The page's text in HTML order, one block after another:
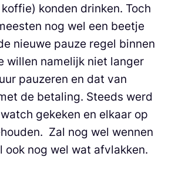
konden drinken. Toch
nog wel een beetje
nieuwe pauze regel binnen
willen namelijk niet langer
pauzeren en dat van
de betaling. Steeds werd
gekeken en elkaar op
Zal nog wel wennen
ook nog wel wat afvlakken.